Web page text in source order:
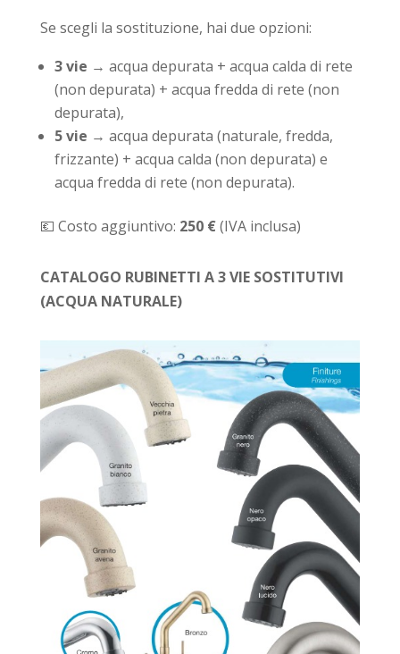
Se scegli la sostituzione, hai due opzioni:
3 vie → acqua depurata + acqua calda di rete
(non depurata) + acqua fredda di rete (non
depurata),
5 vie → acqua depurata (naturale, fredda,
frizzante) + acqua calda (non depurata) e
acqua fredda di rete (non depurata).
💶 Costo aggiuntivo: 250 €(IVA inclusa)
CATALOGO RUBINETTI A 3 VIE SOSTITUTIVI
(ACQUA NATURALE)